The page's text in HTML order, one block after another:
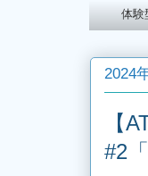
体験
2024
【
#2